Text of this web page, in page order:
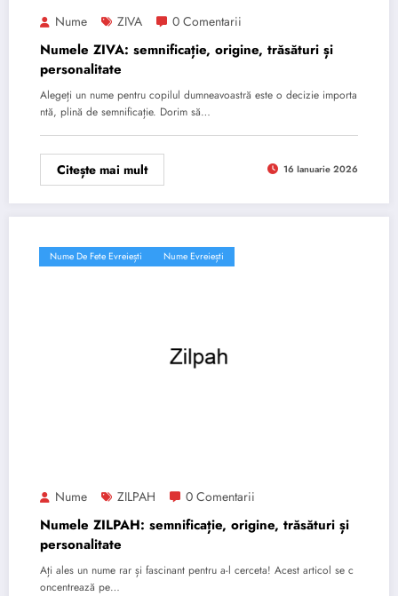
Nume ZIVA 0 Comentarii
Numele ZIVA: semnificație, origine, trăsături și
personalitate
Alegeți un nume pentru copilul dumneavoastră este o decizie importa
ntă, plină de semnificație. Dorim să…
Citește mai mult 16 Ianuarie 2026
Nume De Fete Evreiești Nume Evreiești
Nume ZILPAH 0 Comentarii
Numele ZILPAH: semnificație, origine, trăsături și
personalitate
Ați ales un nume rar și fascinant pentru a-l cerceta! Acest articol se c
oncentrează pe…